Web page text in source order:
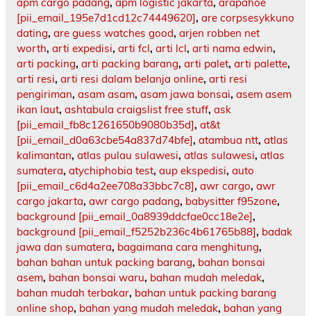
apm cargo padang, apm logistic jakarta, arapahoe
[pii_email_195e7d1cd12c74449620], are corpsesykkuno
dating, are guess watches good, arjen robben net
worth, arti expedisi, arti fcl, arti lcl, arti nama edwin,
arti packing, arti packing barang, arti palet, arti palette,
arti resi, arti resi dalam belanja online, arti resi
pengiriman, asam asam, asam jawa bonsai, asem asem
ikan laut, ashtabula craigslist free stuff, ask
[pii_email_fb8c1261650b9080b35d], at&t
[pii_email_d0a63cbe54a837d74bfe], atambua ntt, atlas
kalimantan, atlas pulau sulawesi, atlas sulawesi, atlas
sumatera, atychiphobia test, aup ekspedisi, auto
[pii_email_c6d4a2ee708a33bbc7c8], awr cargo, awr
cargo jakarta, awr cargo padang, babysitter f95zone,
background [pii_email_0a8939ddcfae0cc18e2e],
background [pii_email_f5252b236c4b61765b88], badak
jawa dan sumatera, bagaimana cara menghitung,
bahan bahan untuk packing barang, bahan bonsai
asem, bahan bonsai waru, bahan mudah meledak,
bahan mudah terbakar, bahan untuk packing barang
online shop, bahan yang mudah meledak, bahan yang